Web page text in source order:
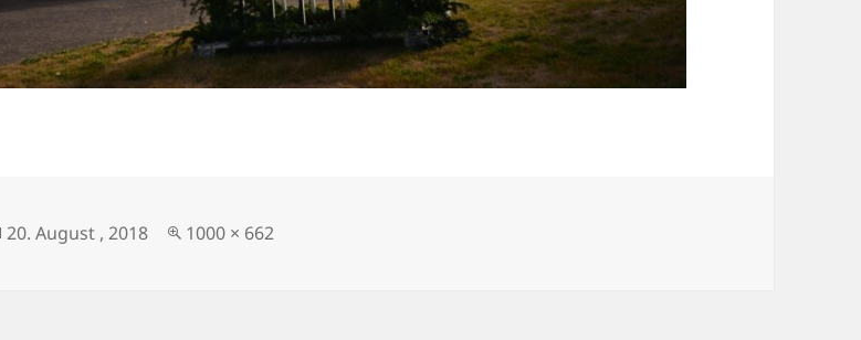
Veröffentlicht
20. August , 2018 Originalgröße
1000 × 662